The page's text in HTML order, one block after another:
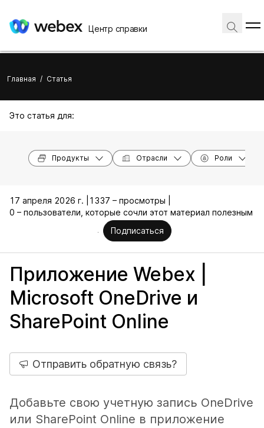
Центр справки
Главная / Статья
Это статья для:
Продукты Отрасли Роли
17 апреля 2026 г. |
1337 – просмотры |
0 – пользователи, которые сочли этот материал полезным
Подписаться
Приложение Webex |
Microsoft OneDrive и
SharePoint Online
Отправить обратную связь?
Добавьте свою учетную запись OneDrive
или SharePoint Online в приложение